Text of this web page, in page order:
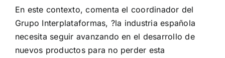
En este contexto, comenta el coordinador del
Grupo Interplataformas, ?la industria española
necesita seguir avanzando en el desarrollo de
nuevos productos para no perder esta